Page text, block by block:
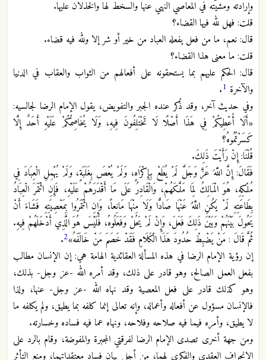
وإرادته ومشيّته في المعاصي النهي عنها والسخط لها والخذلان عليها.
قلت: فهل لله فيها القضاء؟
قال: نعم، ما من فعل يفعله العباد من خير أو شر إلا ولله فيه قضاء.
قلت: ما معنى هذا القضاء؟
قال: الحكم عليهم بما يستحقونه على أفعالهم من الثواب والعقاب في الدنيا
والآخرة 1
.
وفي حديث آخر، وقد ذُكر عنده الجبر والتفويض، يقول الإمام الرضا لجالسيه:
«أَلَا أُعْطِيكُمْ فِي هَذَا أَصْلًا لَا تَخْتَلِفُونَ فِيهِ، وَلَا يُخَاصِمُكُمْ عَلَيْهِ أَحَدٌ إِلَّا
كَسَرْتُمُوهُ؟
قُلْنَا: إِنْ رَأَيْتَ ذَلِكَ.
فَقَالَ: إِنَّ اللَّهَ عَزَّ وَجَلَّ لَمْ يُطَعْ بِإِكْرَاهٍ، وَلَمْ يُعْصَ بِغَلَبَةٍ، وَلَمْ يُهْمِلِ الْعِبَادَ فِي
مُلْكِهِ، هُوَ الْمَالِكُ لِمَا مَلَّكَهُمْ، وَالْقَادِرُ عَلَى مَا أَقْدَرَهُمْ عَلَيْهِ، فَإِنِ ائْتَمَرَ الْعِبَادُ
بِطَاعَتِهِ لَمْ يَكُنِ اللَّهُ عَنْهَا صَادًّا وَلَا مِنْهَا مَانِعاً، وَإِنِ ائْتَمَرُوا بِمَعْصِيَتِهِ فَشَاءَ أَنْ
يَحُولَ بَيْنَهُمْ وَبَيْنَ ذَلِكَ فَعَلَ، وَإِنْ لَمْ يَحُلْ وَفَعَلُوهُ، فَلَيْسَ هُوَ الَّذِي أَدْخَلَهُمْ فِيهِ.
ثُمَّ قَالَ : مَنْ يَضْبِطْ حُدُودَ هَذَا الْكَلَامِ فَقَدْ خَصَمَ مَنْ خَالَفَهُ»2
.
إن رؤية الإمام الرضا في هذه المسألة العقائدية الهامة هي: إن الإنسان مطالب
بفعل العمل الصالح، وهو قادر على ذلك، وقد أمره الله -عز وجل- بذلك،
وهو كذلك قادر على فعل المعصية وقد نهاه الله -عز وجل- عنها، ولذا
فالإنسان مسؤول عن أفعاله وأعماله، وإنه تعالى إنما كلفه بما يطيق، ولم يكلفه ما
لا يطيق، وأمره فيما فيه صلاحه وفلاحه، ونهاه عما فيه فساده وخسارته.
ومن جهة أخرى تصدى الإمام الرضا لفرقتي المجبرة والمفوضة، وقام بالرد على
الانحراف العقدي والفكري لهما، من أجل بيان فساد معتقداتهما، ومنع التأثر